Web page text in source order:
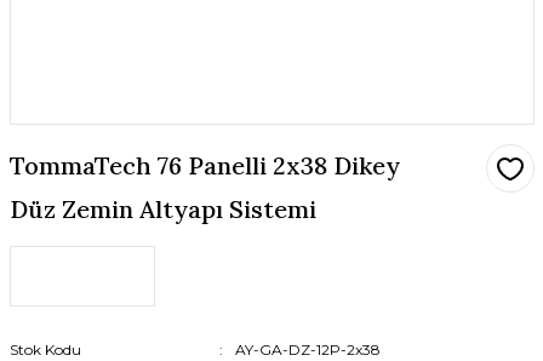
TommaTech 76 Panelli 2x38 Dikey
Düz Zemin Altyapı Sistemi
Stok Kodu
AY-GA-DZ-12P-2x38